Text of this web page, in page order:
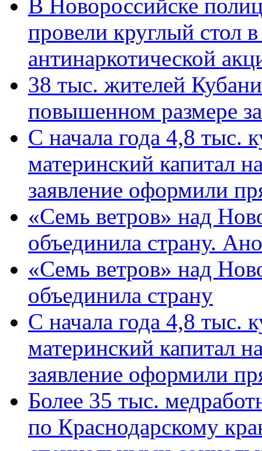
В Новороссийске
провели круглый стол
антинаркотической
38 тыс. жителей
повышенном размере
С начала года 4,8 тыс.
материнский капитал
заявление оформили
«Семь ветров» над
объединила страну.
«Семь ветров» над
объединила страну
С начала года 4,8 тыс.
материнский капитал
заявление оформили
Более 35 тыс.
по Краснодарскому